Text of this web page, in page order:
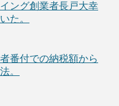
ング創業者長戸大幸
た。
番付での納税額から
。